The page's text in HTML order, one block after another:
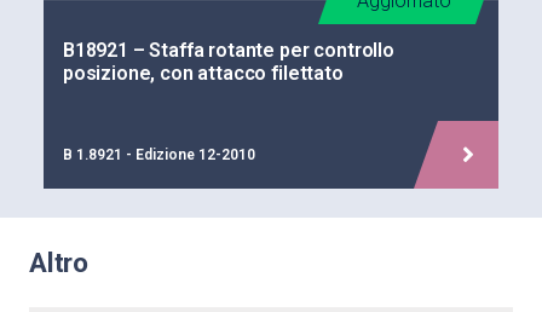
B18921 – Staffa rotante per controllo
posizione, con attacco filettato
B 1.8921 - Edizione 12-2010
Altro